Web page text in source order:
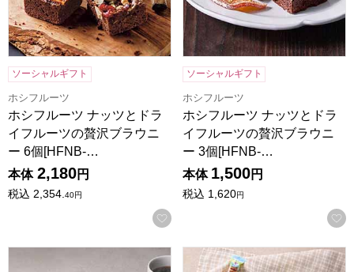
ソーシャルギフト
ホシフルーツ
ホシフルーツ ナッツとドラ
イフルーツの贅沢ブラウニ
ー 6個[HFNB-…
本体 2,180円
税込 2,354.40円
お気に入りに登録する
ソーシャルギフト
ホシフルーツ
ホシフルーツ ナッツとドラ
イフルーツの贅沢ブラウニ
ー 3個[HFNB-…
本体 1,500円
税込 1,620円
ホテルオークラスイーツギフトセット 8個[HOS-02A]【年間
ムーミン スイーツセット